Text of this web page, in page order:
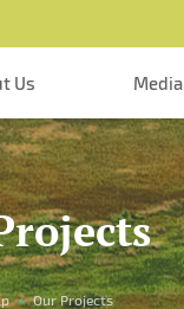
Us Media
» Our Projects